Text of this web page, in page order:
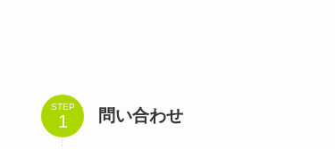
STEP 問い合わせ